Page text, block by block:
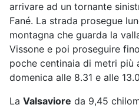
arrivare ad un tornante
Fané. La strada prosegue
montagna che guarda la
Vissone e poi proseguire
poche centinaia di metri più
domenica alle 8.31 e alle
La Valsaviore da 9,45